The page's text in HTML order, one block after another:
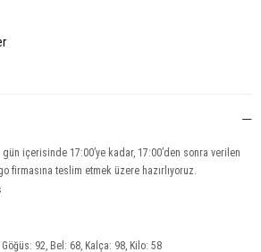
içerisinde 17:00’ye kadar, 17:00’den sonra verilen
teslim etmek üzere hazırlıyoruz.
Göğüs: 92, Bel: 68, Kalça: 98, Kilo: 58